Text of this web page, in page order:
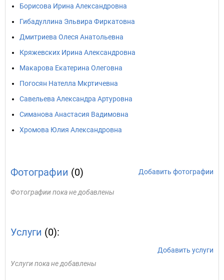
Борисова Ирина Александровна
Гибадуллина Эльвира Фиркатовна
Дмитриева Олеся Анатольевна
Кряжевских Ирина Александровна
Макарова Екатерина Олеговна
Погосян Нателла Мкртичевна
Савельева Александра Артуровна
Симанова Анастасия Вадимовна
Хромова Юлия Александровна
Фотографии (0) Добавить фотографии
Фотографии пока не добавлены
Услуги (0):
Добавить услуги
Услуги пока не добавлены